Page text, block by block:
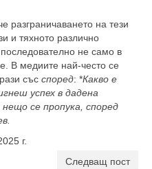
разграничаването на тези
и тяхното различно
не само в
В медиите най-често се
със според: *Какво е
успех в дадена
се пропука, според
г.
Следващ пост